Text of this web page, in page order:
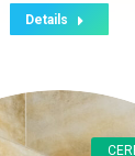
Details